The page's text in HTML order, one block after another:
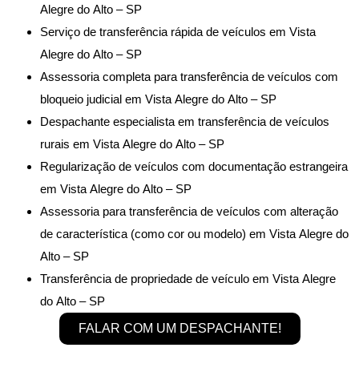
Alegre do Alto – SP
Serviço de transferência rápida de veículos em Vista
Alegre do Alto – SP
Assessoria completa para transferência de veículos com
bloqueio judicial em Vista Alegre do Alto – SP
Despachante especialista em transferência de veículos
rurais em Vista Alegre do Alto – SP
Regularização de veículos com documentação estrangeira
em Vista Alegre do Alto – SP
Assessoria para transferência de veículos com alteração
de característica (como cor ou modelo) em Vista Alegre do
Alto – SP
Transferência de propriedade de veículo em Vista Alegre
do Alto – SP
FALAR COM UM DESPACHANTE!